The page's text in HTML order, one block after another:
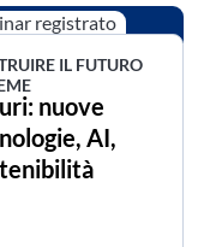
registrato
IL FUTURO
nuove
AI,